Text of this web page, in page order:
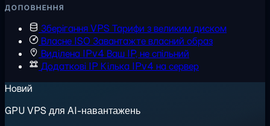
ДОПОВНЕННЯ
Зберігання VPS Тарифи з великим диском
Власне ISO Завантажте власний образ
Виділена IPv4 Ваш IP, не спільний
Додаткові IP Кілька IPv4 на сервер
Новий
GPU VPS для AI-навантажень